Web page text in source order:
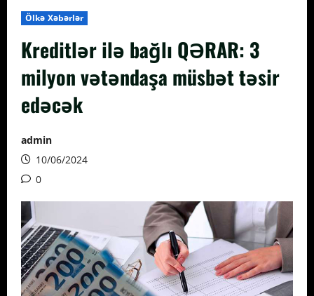
Ölkə Xəbərlər
Kreditlər ilə bağlı QƏRAR: 3
milyon vətəndaşa müsbət təsir
edəcək
admin
10/06/2024
0